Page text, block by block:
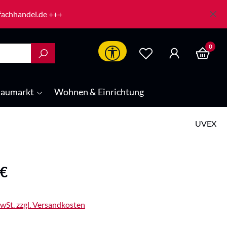
+++
Werkzeugleiste anzeigen
0
Wohnen & Einrichtung
UVEX
zzgl. Versandkosten